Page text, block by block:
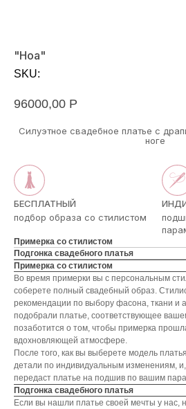
"Ноа"
SKU:
96000,00 Р
Силуэтное свадебное платье с
ноге
БЕСПЛАТНЫЙ
подбор образа со стилистом
Примерка со стилистом
Подгонка свадебного платья
Примерка со стилистом
Во время примерки вы с персональным
соберете полный свадебный образ.
рекомендации по выбору фасона, ткани и
подобрали платье, соответствующее
позаботится о том, чтобы примерка
вдохновляющей атмосфере.
После того, как вы выберете модель
детали по индивидуальным изменениям,
передаст платье на подшив по вашим
Подгонка свадебного платья
Если вы нашли платье своей мечты у нас,